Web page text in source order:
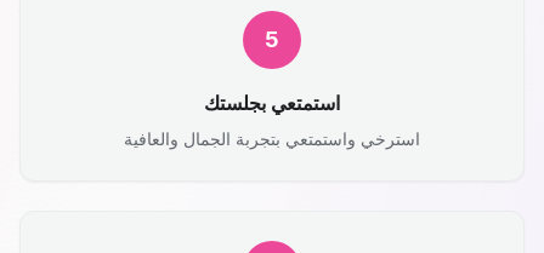
5
استمتعي بجلستك
استرخي واستمتعي بتجربة الجمال والعافية